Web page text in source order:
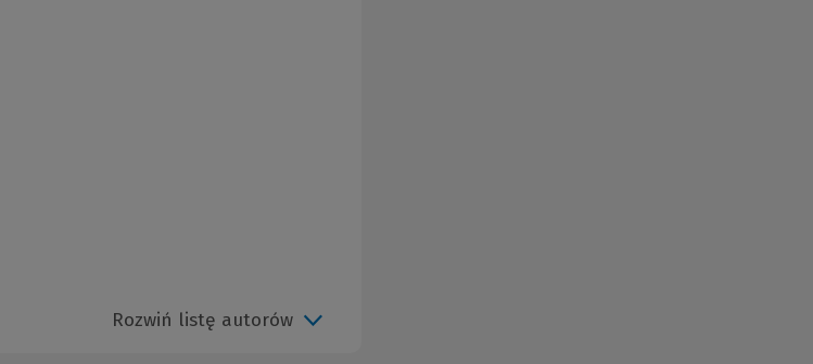
Rozwiń listę autorów